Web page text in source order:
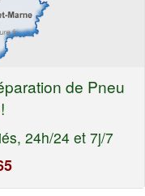
de Pneu
24h/24 et 7j/7